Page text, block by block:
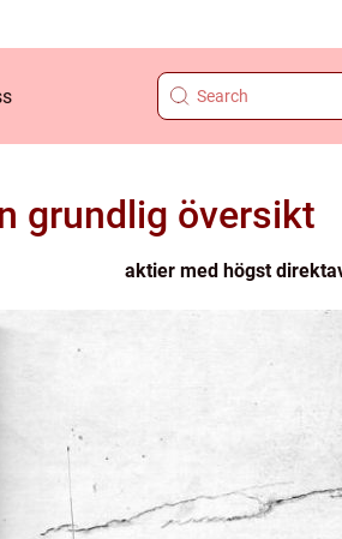
grundlig översikt
aktier med högst